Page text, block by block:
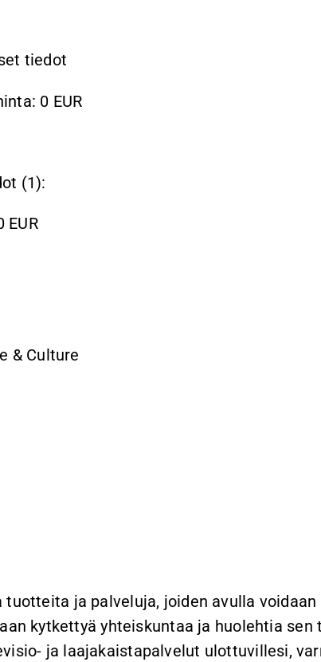
tiedot
0 EUR
(1):
EUR
& Culture
ja palveluja, joiden avulla
kytkettyä yhteiskuntaa ja huolehtia sen
ja laajakaistapalvelut ulottuvillesi,